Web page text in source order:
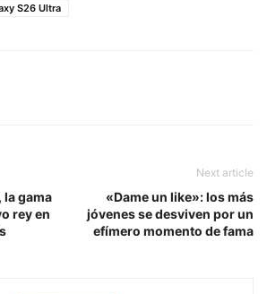
S26 Ultra
la gama
rey en
Next article
«Dame un like»: los más
jóvenes se desviven por un
efímero momento de fama